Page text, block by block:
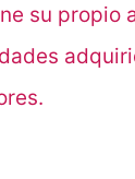
su propio